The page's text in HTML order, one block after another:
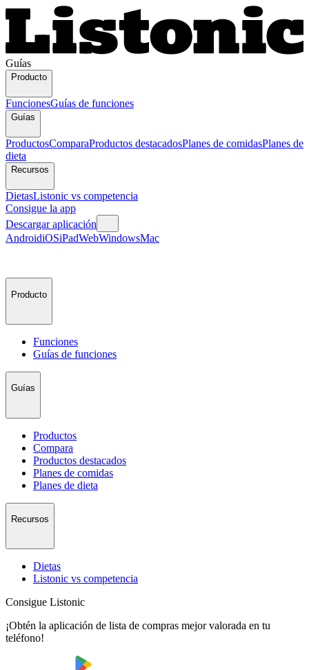
Guías
Producto
FuncionesGuías de funciones
Guías
ProductosComparaProductos destacadosPlanes de comidasPlanes de
dieta
Recursos
DietasListonic vs competencia
Consigue la app
Descargar aplicación
AndroidiOSiPadWebWindowsMac
Producto
Funciones
Guías de funciones
Guías
Productos
Compara
Productos destacados
Planes de comidas
Planes de dieta
Recursos
Dietas
Listonic vs competencia
Consigue Listonic
¡Obtén la aplicación de lista de compras mejor valorada en tu
teléfono!